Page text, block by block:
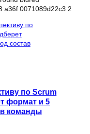
по Scrum
формат и 5
команды